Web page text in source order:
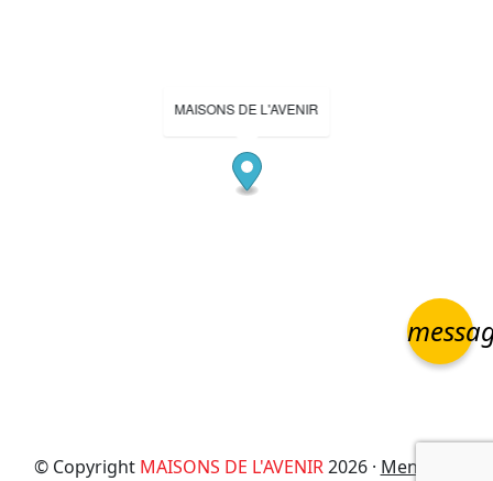
MAISONS DE L'AVENIR
© Copyright MAISONS DE L'AVENIR2026 · Mentions